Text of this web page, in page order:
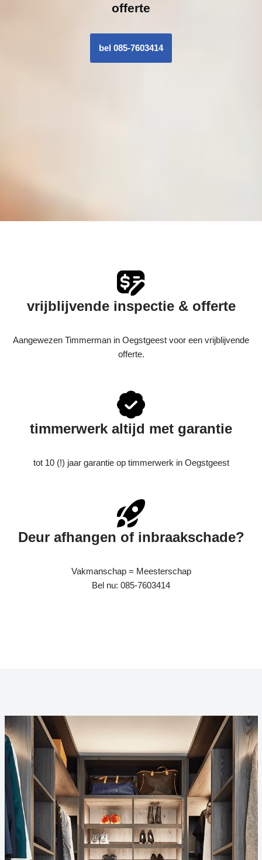
offerte
bel 085-7603414
vrijblijvende inspectie & offerte
Aangewezen Timmerman in Oegstgeest voor een vrijblijvende
offerte.
timmerwerk altijd met garantie
tot 10 (!) jaar garantie op timmerwerk in Oegstgeest
Deur afhangen of inbraakschade?
Vakmanschap = Meesterschap
Bel nu: 085-7603414